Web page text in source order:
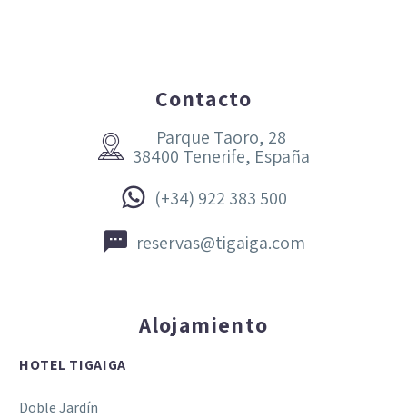
Contacto


Parque Taoro, 28
38400 Tenerife, España

 (+34) 922 383 500

 reservas@tigaiga.com
Alojamiento
HOTEL TIGAIGA
Doble Jardín